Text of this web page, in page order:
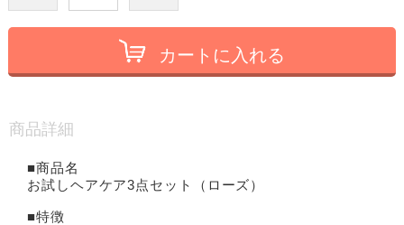
カートに入れる
商品詳細
■商品名
お試しヘアケア3点セット（ローズ）
■特徴